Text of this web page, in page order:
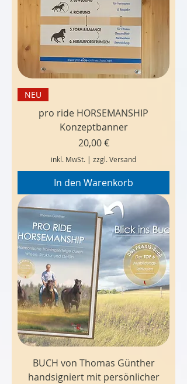
NEU
pro ride HORSEMANSHIP
Konzeptbanner
Preis
20,00 €
inkl. MwSt. | zzgl. Versand
In den Warenkorb
BUCH von Thomas Günther
handsigniert mit persönlicher